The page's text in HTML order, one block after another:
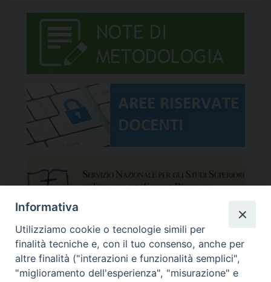
Informativa
Utilizziamo cookie o tecnologie simili per
finalità tecniche e, con il tuo consenso, anche per
altre finalità ("interazioni e funzionalità semplici",
"miglioramento dell'esperienza", "misurazione" e